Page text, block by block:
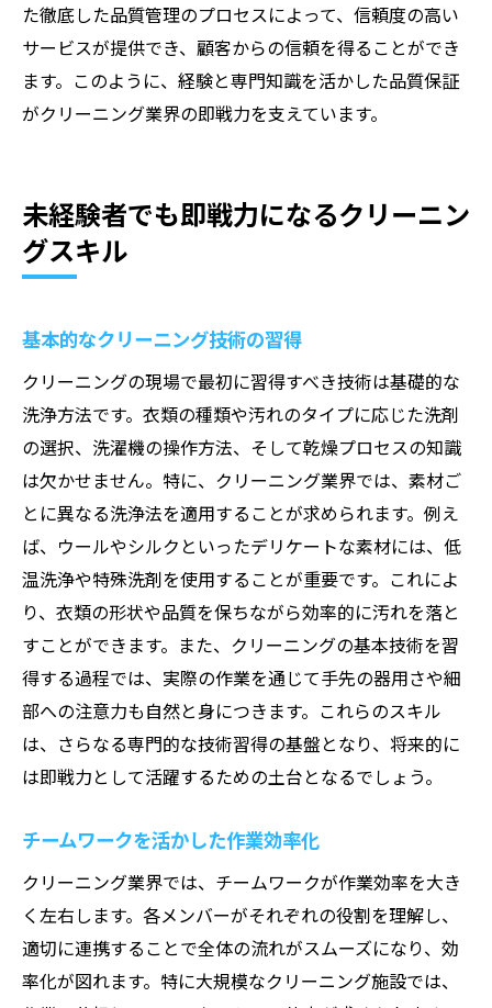
た徹底した品質管理のプロセスによって、信頼度の高い
サービスが提供でき、顧客からの信頼を得ることができ
ます。このように、経験と専門知識を活かした品質保証
がクリーニング業界の即戦力を支えています。
未経験者でも即戦力になるクリーニン
グスキル
基本的なクリーニング技術の習得
クリーニングの現場で最初に習得すべき技術は基礎的な
洗浄方法です。衣類の種類や汚れのタイプに応じた洗剤
の選択、洗濯機の操作方法、そして乾燥プロセスの知識
は欠かせません。特に、クリーニング業界では、素材ご
とに異なる洗浄法を適用することが求められます。例え
ば、ウールやシルクといったデリケートな素材には、低
温洗浄や特殊洗剤を使用することが重要です。これによ
り、衣類の形状や品質を保ちながら効率的に汚れを落と
すことができます。また、クリーニングの基本技術を習
得する過程では、実際の作業を通じて手先の器用さや細
部への注意力も自然と身につきます。これらのスキル
は、さらなる専門的な技術習得の基盤となり、将来的に
は即戦力として活躍するための土台となるでしょう。
チームワークを活かした作業効率化
クリーニング業界では、チームワークが作業効率を大き
く左右します。各メンバーがそれぞれの役割を理解し、
適切に連携することで全体の流れがスムーズになり、効
率化が図れます。特に大規模なクリーニング施設では、